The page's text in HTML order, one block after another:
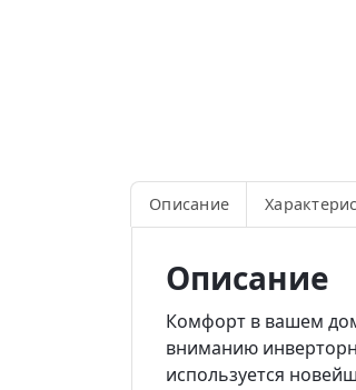
Описание
Описание
Комфорт в вашем
вниманию
используется